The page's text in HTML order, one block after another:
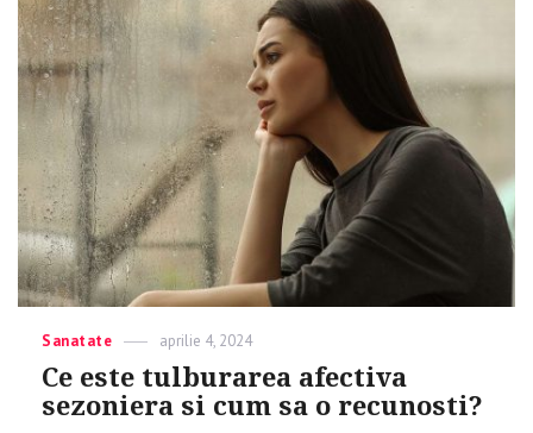
Categories
Sanatate
Posted
on
aprilie 4, 2024
Ce este tulburarea afectiva
sezoniera si cum sa o recunosti?